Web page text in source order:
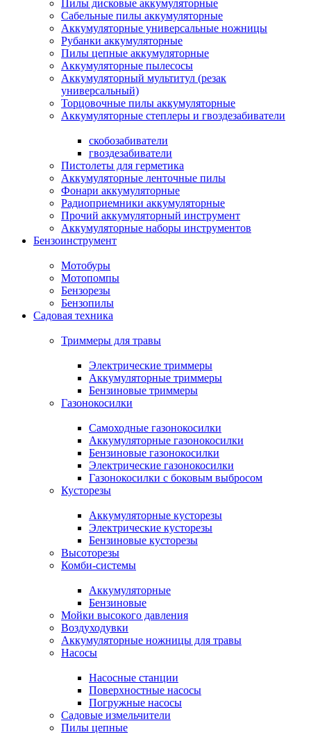
Пилы дисковые аккумуляторные
Сабельные пилы аккумуляторные
Аккумуляторные универсальные ножницы
Рубанки аккумуляторные
Пилы цепные аккумуляторные
Аккумуляторные пылесосы
Аккумуляторный мультитул (резак
универсальный)
Торцовочные пилы аккумуляторные
Аккумуляторные степлеры и гвоздезабиватели
скобозабиватели
гвоздезабиватели
Пистолеты для герметика
Аккумуляторные ленточные пилы
Фонари аккумуляторные
Радиоприемники аккумуляторные
Прочий аккумуляторный инструмент
Аккумуляторные наборы инструментов
Бензоинструмент
Мотобуры
Мотопомпы
Бензорезы
Бензопилы
Садовая техника
Триммеры для травы
Электрические триммеры
Аккумуляторные триммеры
Бензиновые триммеры
Газонокосилки
Самоходные газонокосилки
Аккумуляторные газонокосилки
Бензиновые газонокосилки
Электрические газонокосилки
Газонокосилки с боковым выбросом
Кусторезы
Аккумуляторные кусторезы
Электрические кусторезы
Бензиновые кусторезы
Высоторезы
Комби-системы
Аккумуляторные
Бензиновые
Мойки высокого давления
Воздуходувки
Аккумуляторные ножницы для травы
Насосы
Насосные станции
Поверхностные насосы
Погружные насосы
Садовые измельчители
Пилы цепные